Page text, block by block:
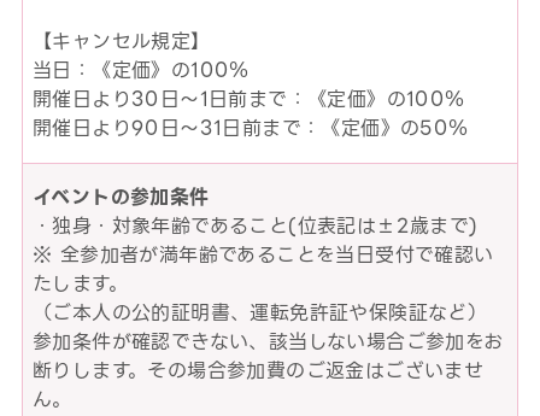
【キャンセル規定】
当日：《定価》の100％
開催日より30日～1日前まで：《定価》の100％
開催日より90日～31日前まで：《定価》の50％
イベントの参加条件
・独身・対象年齢であること(位表記は±2歳まで)
※ 全参加者が満年齢であることを当日受付で確認い
たします。
（ご本人の公的証明書、運転免許証や保険証など）
参加条件が確認できない、該当しない場合ご参加をお
断りします。その場合参加費のご返金はございませ
ん。